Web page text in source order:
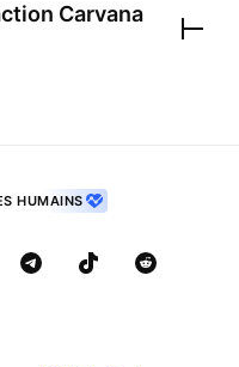
Carvana
HUMAINS